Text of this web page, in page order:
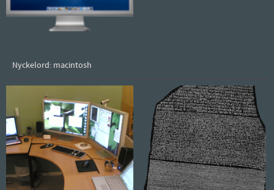
Nyckelord: macintosh